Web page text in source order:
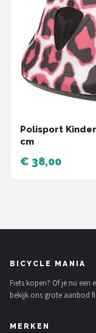
Volare
ABUS
AXA
New Looxs
BBB Cycling
Schwalbe
Polisport
cm
€ 38,00
BICYCLE MANIA
Fiets kopen? Of je nu
bekijk ons grote aanbod
MERKEN